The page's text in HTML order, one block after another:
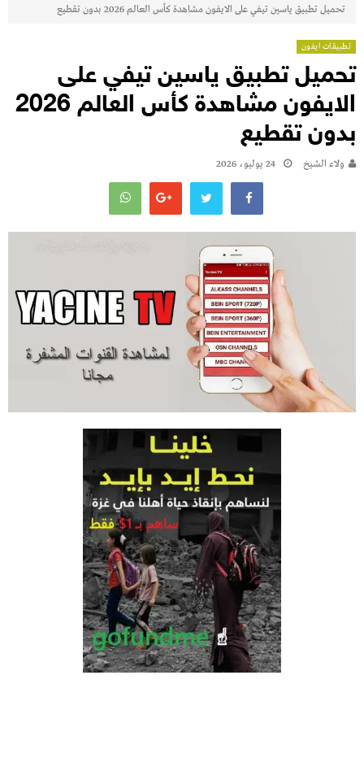
تحميل تطبيق ياسين تيفي على الايفون مشاهدة كأس العالم 2026 بدون تقطيع
تطبيقات ايفون
تحميل تطبيق ياسين تيفي على
الايفون مشاهدة كأس العالم 2026
بدون تقطيع
ولاء الشيخ 24 يوليو، 2026